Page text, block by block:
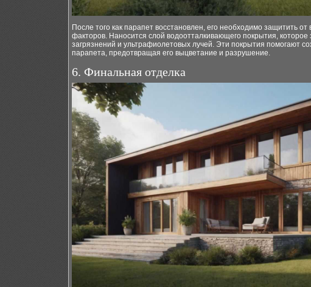
После того как парапет восстановлен, его необходимо защитить
факторов. Наносится слой водоотталкивающего покрытия,
загрязнений и ультрафиолетовых лучей. Эти покрытия помогают
парапета, предотвращая его выцветание и разрушение.
6. Финальная отделка